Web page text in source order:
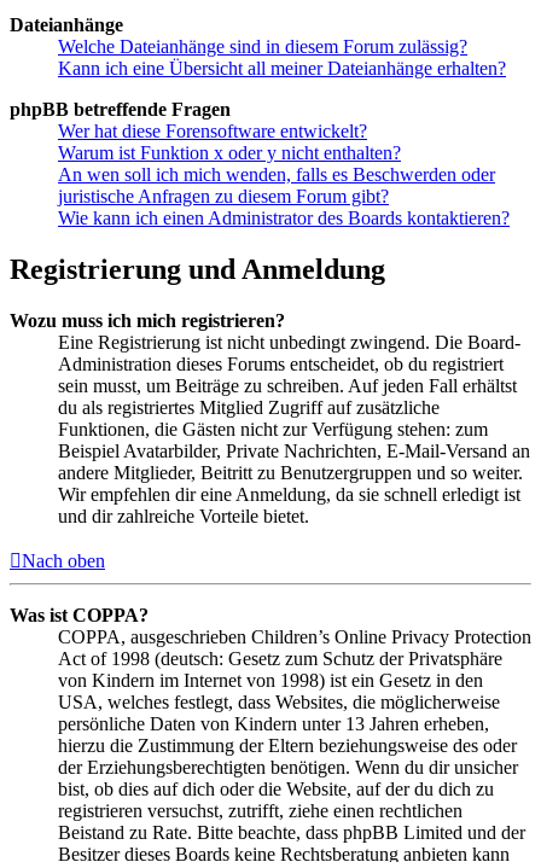
Dateianhänge
Welche Dateianhänge sind in diesem Forum zulässig?
Kann ich eine Übersicht all meiner Dateianhänge erhalten?
phpBB betreffende Fragen
Wer hat diese Forensoftware entwickelt?
Warum ist Funktion x oder y nicht enthalten?
An wen soll ich mich wenden, falls es Beschwerden oder
juristische Anfragen zu diesem Forum gibt?
Wie kann ich einen Administrator des Boards kontaktieren?
Registrierung und Anmeldung
Wozu muss ich mich registrieren?
Eine Registrierung ist nicht unbedingt zwingend. Die Board-
Administration dieses Forums entscheidet, ob du registriert
sein musst, um Beiträge zu schreiben. Auf jeden Fall erhältst
du als registriertes Mitglied Zugriff auf zusätzliche
Funktionen, die Gästen nicht zur Verfügung stehen: zum
Beispiel Avatarbilder, Private Nachrichten, E-Mail-Versand an
andere Mitglieder, Beitritt zu Benutzergruppen und so weiter.
Wir empfehlen dir eine Anmeldung, da sie schnell erledigt ist
und dir zahlreiche Vorteile bietet.
Nach oben
Was ist COPPA?
COPPA, ausgeschrieben Children’s Online Privacy Protection
Act of 1998 (deutsch: Gesetz zum Schutz der Privatsphäre
von Kindern im Internet von 1998) ist ein Gesetz in den
USA, welches festlegt, dass Websites, die möglicherweise
persönliche Daten von Kindern unter 13 Jahren erheben,
hierzu die Zustimmung der Eltern beziehungsweise des oder
der Erziehungsberechtigten benötigen. Wenn du dir unsicher
bist, ob dies auf dich oder die Website, auf der du dich zu
registrieren versuchst, zutrifft, ziehe einen rechtlichen
Beistand zu Rate. Bitte beachte, dass phpBB Limited und der
Besitzer dieses Boards keine Rechtsberatung anbieten kann